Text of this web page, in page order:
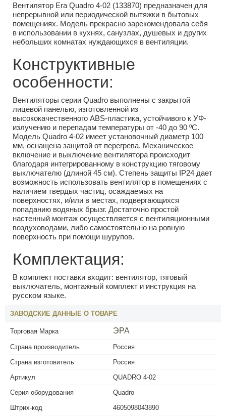
Вентилятор Era Quadro 4-02 (133870) предназначен для
непрерывной или периодической вытяжки в бытовых
помещениях. Модель прекрасно зарекомендовала себя
в использовании в кухнях, санузлах, душевых и других
небольших комнатах нуждающихся в вентиляции.
Конструктивные
особенности:
Вентиляторы серии Quadro выполнены с закрытой
лицевой панелью, изготовленной из
высококачественного ABS-пластика, устойчивого к УФ-
излучению и перепадам температуры от -40 до 90 ºС.
Модель Quadro 4-02 имеет установочный диаметр 100
мм, оснащена защитой от перегрева. Механическое
включение и выключение вентилятора происходит
благодаря интегрированному в конструкцию тяговому
выключателю (длиной 45 см). Степень защиты IP24 дает
возможность использовать вентилятор в помещениях с
наличием твердых частиц, осаждаемых на
поверхностях, и/или в местах, подвергающихся
попаданию водяных брызг. Достаточно простой
настенный монтаж осуществляется с вентиляционными
воздуховодами, либо самостоятельно на ровную
поверхность при помощи шурупов.
Комплектация:
В комплект поставки входит: вентилятор, тяговый
выключатель, монтажный комплект и инструкция на
русском языке.
ЗАВОДСКИЕ ДАННЫЕ О ТОВАРЕ
Торговая Марка ЭРА
Страна производитель
Россия
Страна изготовитель
Россия
Артикул
QUADRO 4-02
Серия оборудования
Quadro
Штрих-код
4605098043890